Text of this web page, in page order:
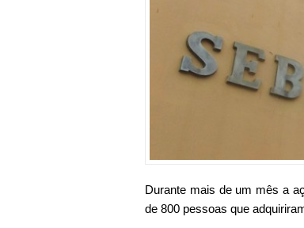
Durante mais de um mês a
de 800 pessoas que